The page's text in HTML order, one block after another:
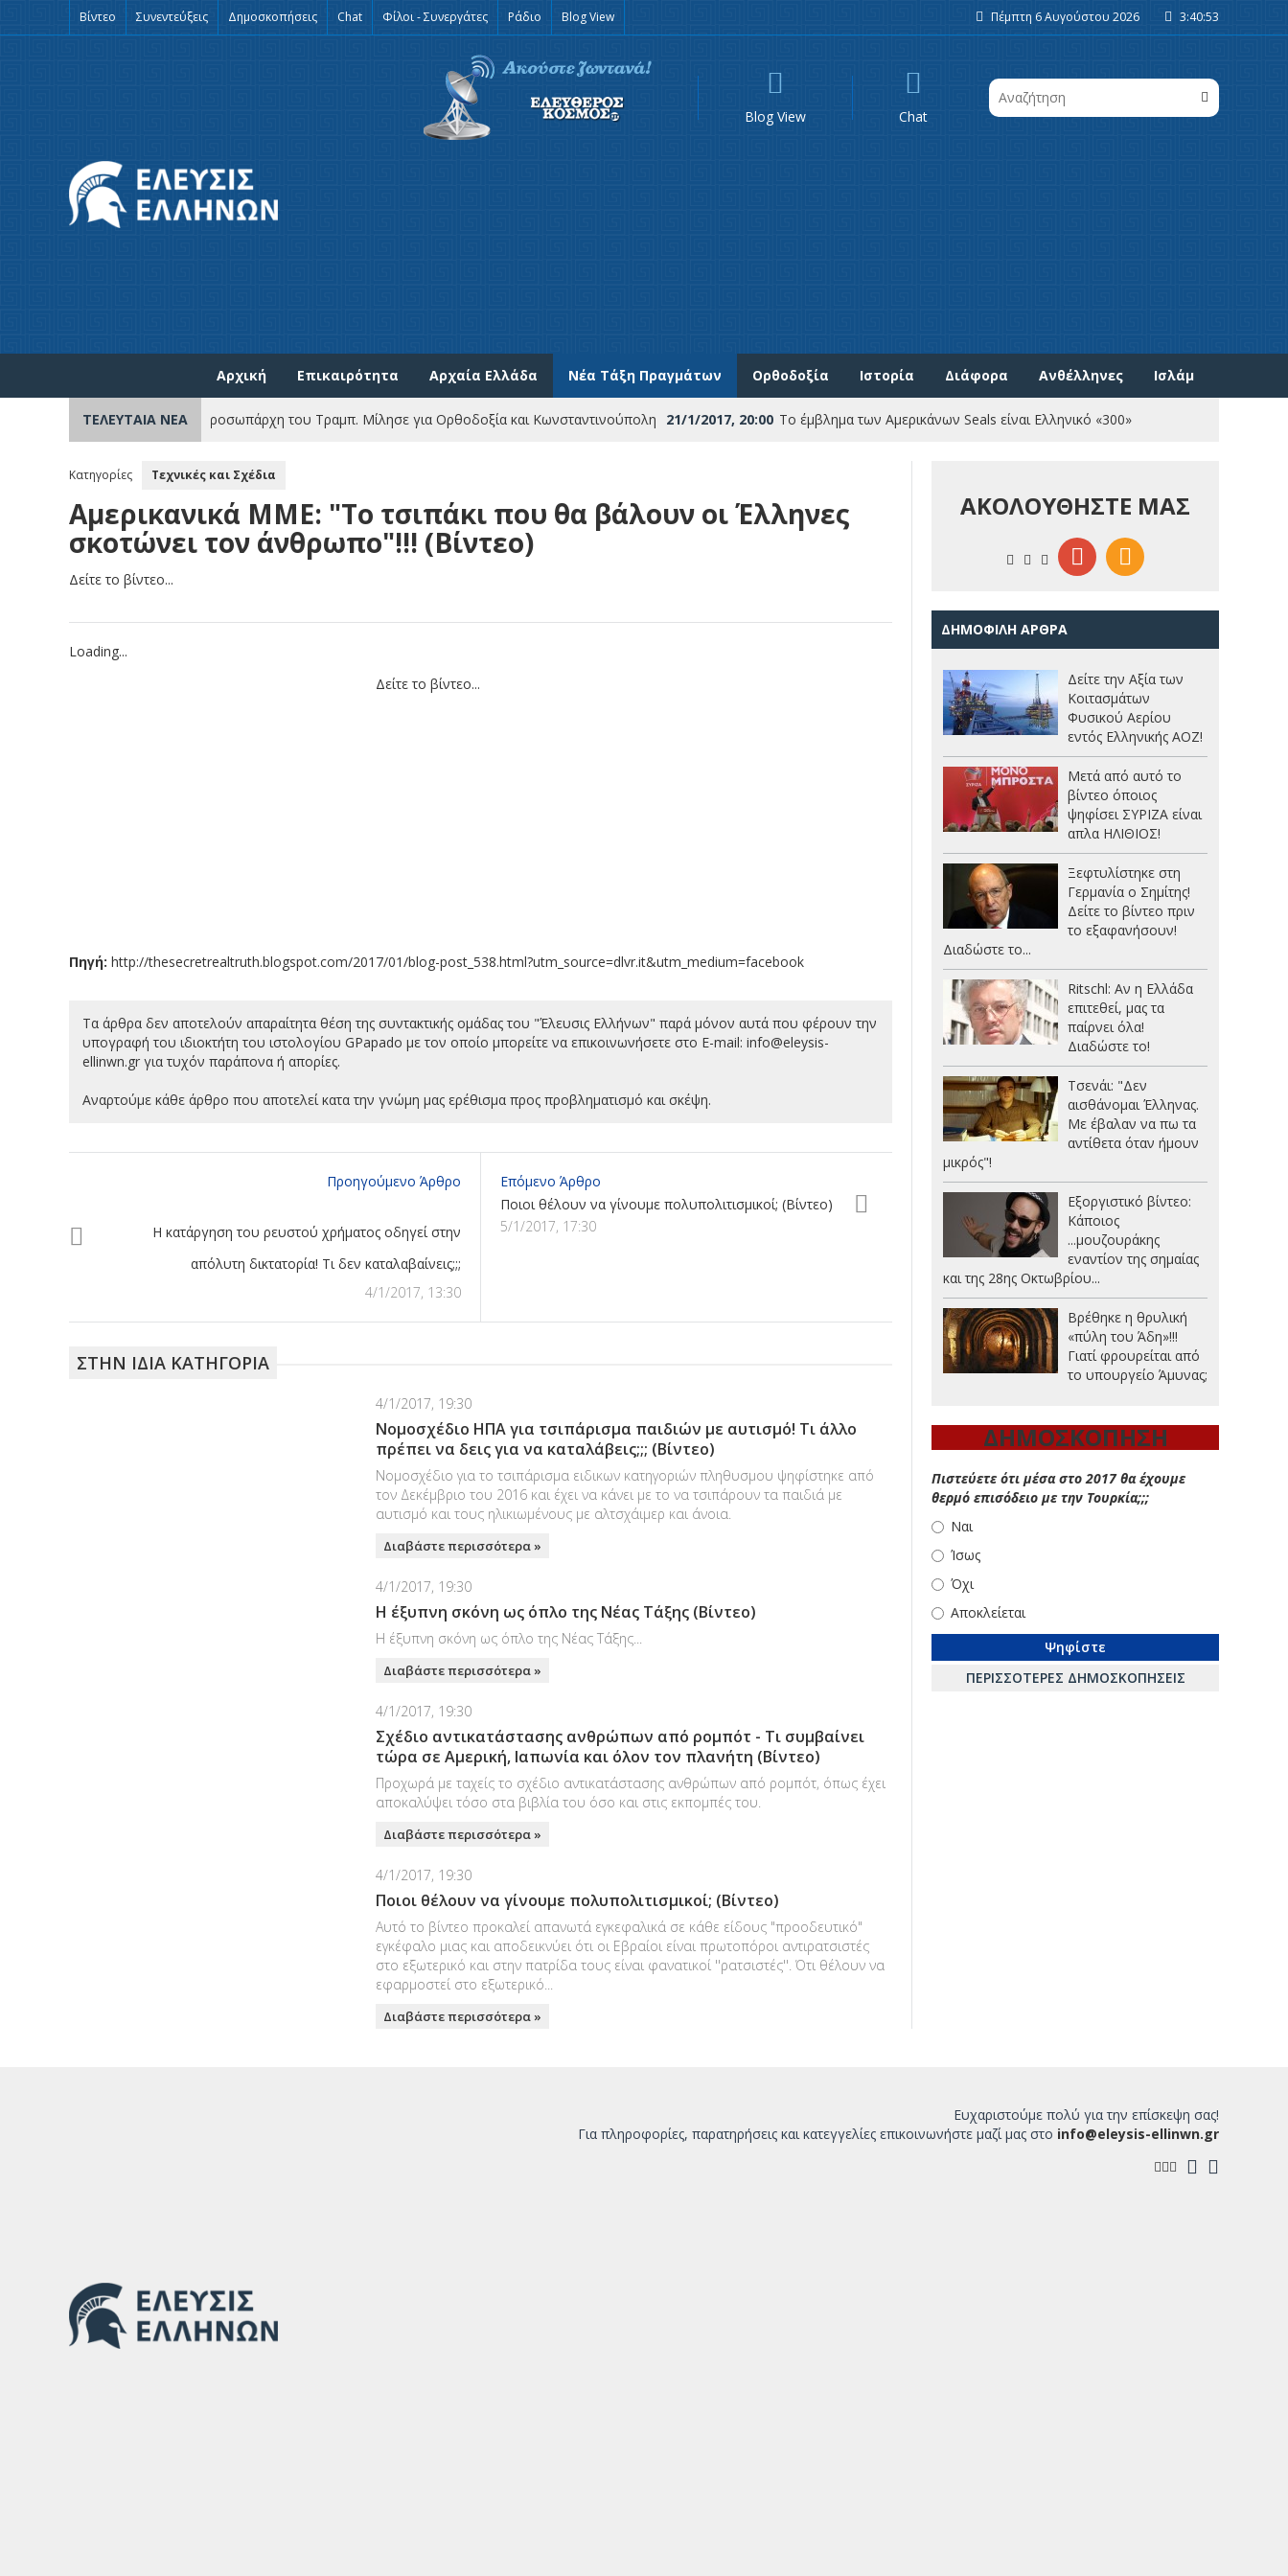
Βίντεο Συνεντεύξεις Δημοσκοπήσεις Chat Φίλοι - Συνεργάτες Ράδιο Blog View Πέμπτη 6 Αυγούστου 2026 3:40:53
Blog View Chat
Αρχική Επικαιρότητα Αρχαία Ελλάδα Νέα Τάξη Πραγμάτων Ορθοδοξία Ιστορία Διάφορα Ανθέλληνες Ισλάμ
ΤΕΛΕΥΤΑΙΑ ΝΕΑ
έκπληξη από τον Ελληνα προσωπάρχη του Τραμπ. Μίλησε για Ορθοδοξία και Κωνσταντινούπολη 21/1/2017, 20:00 Το έμβλημα των Αμερικάνων Seals είναι Ελληνικό «300» 21/1/2017, 19:30
Κατηγορίες Τεχνικές και Σχέδια
Αμερικανικά ΜΜΕ: "Το τσιπάκι που θα βάλουν οι Έλληνες
σκοτώνει τον άνθρωπο"!!! (Βίντεο)
Δείτε το βίντεο...
Loading...
Δείτε το βίντεο...
Πηγή: http://thesecretrealtruth.blogspot.com/2017/01/blog-post_538.html?utm_source=dlvr.it&utm_medium=facebook
Τα άρθρα δεν αποτελούν απαραίτητα θέση της συντακτικής ομάδας του "Έλευσις Ελλήνων" παρά μόνον αυτά που φέρουν την
υπογραφή του ιδιοκτήτη του ιστολογίου GPapado με τον οποίο μπορείτε να επικοινωνήσετε στο E-mail: info@eleysis-
ellinwn.gr για τυχόν παράπονα ή απορίες.
Αναρτούμε κάθε άρθρο που αποτελεί κατα την γνώμη μας ερέθισμα προς προβληματισμό και σκέψη.
Προηγούμενο Άρθρο
Η κατάργηση του ρευστού χρήματος οδηγεί στην
απόλυτη δικτατορία! Tι δεν καταλαβαίνεις;;;
4/1/2017, 13:30
Επόμενο Άρθρο
Ποιοι θέλουν να γίνουμε πολυπολιτισμικοί; (Βίντεο)
5/1/2017, 17:30
ΣΤΗΝ ΙΔΙΑ ΚΑΤΗΓΟΡΙΑ
4/1/2017, 19:30
Νομοσχέδιο ΗΠΑ για τσιπάρισμα παιδιών με αυτισμό! Tι άλλο
πρέπει να δεις για να καταλάβεις;;; (Βίντεο)
Νομοσχέδιο για το τσιπάρισμα ειδικων κατηγοριών πληθυσμου ψηφίστηκε από
τον Δεκέμβριο του 2016 και έχει να κάνει με το να τσιπάρουν τα παιδιά με
αυτισμό και τους ηλικιωμένους με αλτσχάιμερ και άνοια.
Διαβάστε περισσότερα »
4/1/2017, 19:30
Η έξυπνη σκόνη ως όπλο της Νέας Τάξης (Βίντεο)
Η έξυπνη σκόνη ως όπλο της Νέας Τάξης...
Διαβάστε περισσότερα »
4/1/2017, 19:30
Σχέδιο αντικατάστασης ανθρώπων από ρομπότ - Τι συμβαίνει
τώρα σε Αμερική, Ιαπωνία και όλον τον πλανήτη (Βίντεο)
Προχωρά με ταχείς το σχέδιο αντικατάστασης ανθρώπων από ρομπότ, όπως έχει
αποκαλύψει τόσο στα βιβλία του όσο και στις εκπομπές του.
Διαβάστε περισσότερα »
4/1/2017, 19:30
Ποιοι θέλουν να γίνουμε πολυπολιτισμικοί; (Βίντεο)
Αυτό το βίντεο προκαλεί απανωτά εγκεφαλικά σε κάθε είδους "προοδευτικό"
εγκέφαλο μιας και αποδεικνύει ότι οι Εβραίοι είναι πρωτοπόροι αντιρατσιστές
στο εξωτερικό και στην πατρίδα τους είναι φανατικοί ''ρατσιστές''. Ότι θέλουν να
εφαρμοστεί στο εξωτερικό...
Διαβάστε περισσότερα »
ΑΚΟΛΟΥΘΗΣΤΕ ΜΑΣ
ΔΗΜΟΦΙΛΗ ΑΡΘΡΑ
Δείτε την Αξία των
Κοιτασμάτων
Φυσικού Αερίου
εντός Ελληνικής ΑΟΖ!
Μετά από αυτό το
βίντεο όποιος
ψηφίσει ΣΥΡΙΖΑ είναι
απλα ΗΛΙΘΙΟΣ!
Ξεφτυλίστηκε στη
Γερμανία ο Σημίτης!
Δείτε το βίντεο πριν
το εξαφανήσουν!
Διαδώστε το...
Ritschl: Αν η Ελλάδα
επιτεθεί, μας τα
παίρνει όλα!
Διαδώστε το!
Τσενάι: "Δεν
αισθάνομαι Έλληνας.
Με έβαλαν να πω τα
αντίθετα όταν ήμουν
μικρός"!
Εξοργιστικό βίντεο:
Κάποιος
...μουζουράκης
εναντίον της σημαίας
και της 28ης Οκτωβρίου...
Βρέθηκε η θρυλική
«πύλη του Άδη»!!!
Γιατί φρουρείται από
το υπουργείο Άμυνας;
ΔΗΜΟΣΚΟΠΗΣΗ
Πιστεύετε ότι μέσα στο 2017 θα έχουμε
θερμό επισόδειο με την Τουρκία;;;
Ναι
Ίσως
Όχι
Αποκλείεται
ΠΕΡΙΣΣΟΤΕΡΕΣ ΔΗΜΟΣΚΟΠΗΣΕΙΣ
Ευχαριστούμε πολύ για την επίσκεψη σας!
Για πληροφορίες, παρατηρήσεις και κατεγγελίες επικοινωνήστε μαζί μας στο info@eleysis-ellinwn.gr